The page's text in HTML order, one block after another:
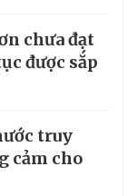
chưa đạt
được sắp
truy
cảm cho